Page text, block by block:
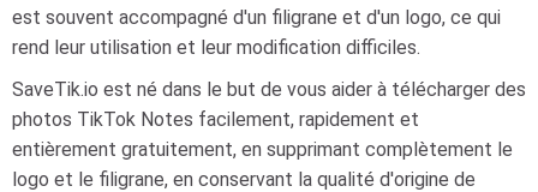
est souvent accompagné d'un filigrane et d'un logo, ce qui
rend leur utilisation et leur modification difficiles.
SaveTik.io est né dans le but de vous aider à télécharger des
photos TikTok Notes facilement, rapidement et
entièrement gratuitement, en supprimant complètement le
logo et le filigrane, en conservant la qualité d'origine de